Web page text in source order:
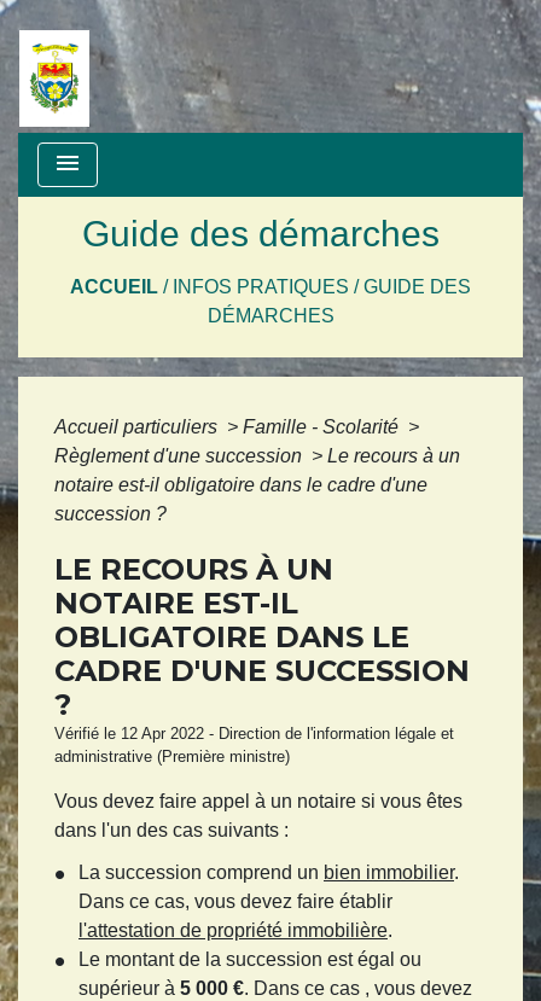
menu
Guide des démarches
ACCUEIL / INFOS PRATIQUES /GUIDE DES
DÉMARCHES
Accueil particuliers > Famille - Scolarité >
Règlement d'une succession > Le recours à un
notaire est-il obligatoire dans le cadre d'une
succession ?
LE RECOURS À UN
NOTAIRE EST-IL
OBLIGATOIRE DANS LE
CADRE D'UNE SUCCESSION
?
Vérifié le 12 Apr 2022 - Direction de l'information légale et
administrative (Première ministre)
Vous devez faire appel à un notaire si vous êtes
dans l'un des cas suivants :
La succession comprend un bien immobilier.
Dans ce cas, vous devez faire établir
l'attestation de propriété immobilière.
Le montant de la succession est égal ou
supérieur à 5 000 €. Dans ce cas , vous devez